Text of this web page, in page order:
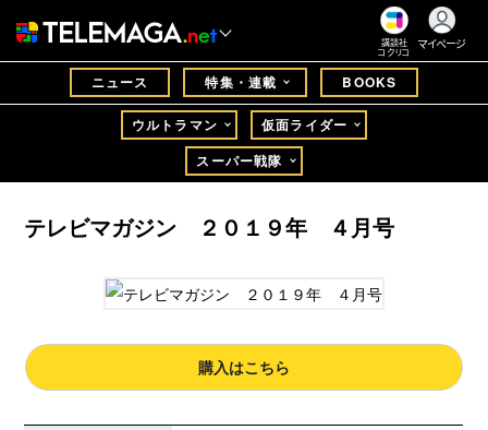
講談社
コクリコ
マイページ
ニュース 特集・連載 BOOKS
ウルトラマン
仮面ライダー
スーパー戦隊
テレビマガジン ２０１９年 ４月号
購入はこちら